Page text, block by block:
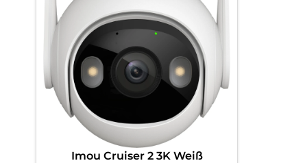
Imou Cruiser 2 3K Weiß